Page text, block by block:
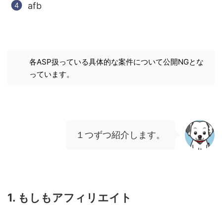
afb
各ASP扱っている具体的な案件について公開NGとな
っています。
１つずつ紹介します。
1. もしもアフィリエイト